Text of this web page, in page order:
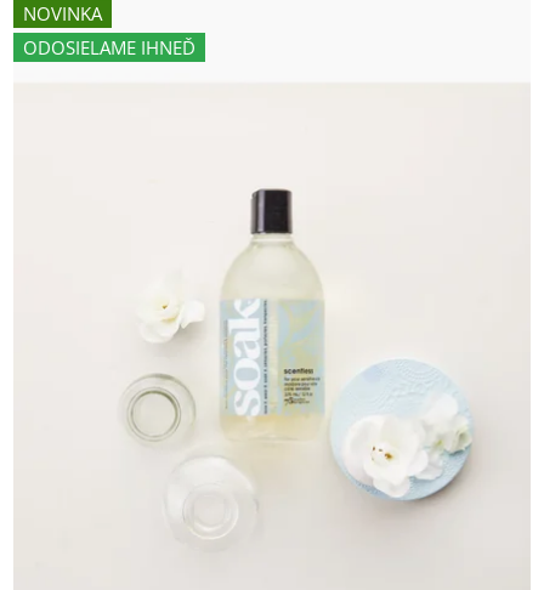
NOVINKA
ODOSIELAME IHNEĎ